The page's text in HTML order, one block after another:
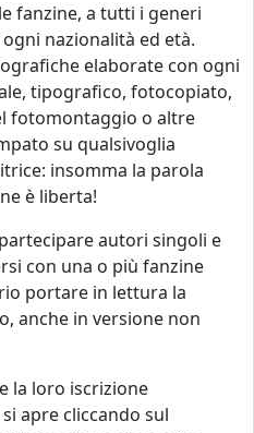
fanzine, a tutti i generi
nazionalità ed età.
elaborate con ogni
tipografico, fotocopiato,
fotomontaggio o altre
su qualsivoglia
insomma la parola
è liberta!
autori singoli e
con una o più fanzine
portare in lettura la
anche in versione non
la loro iscrizione
apre cliccando sul